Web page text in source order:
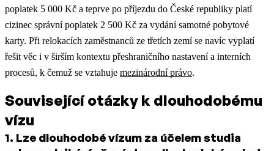
poplatek 5 000 Kč a teprve po příjezdu do České republiky platí
cizinec správní poplatek 2 500 Kč za vydání samotné pobytové
karty. Při relokacích zaměstnanců ze třetích zemí se navíc vyplatí
řešit věc i v širším kontextu přeshraničního nastavení a interních
procesů, k čemuž se vztahuje mezinárodní právo.
Související otázky k dlouhodobému
vízu
1. Lze dlouhodobé vízum za účelem studia